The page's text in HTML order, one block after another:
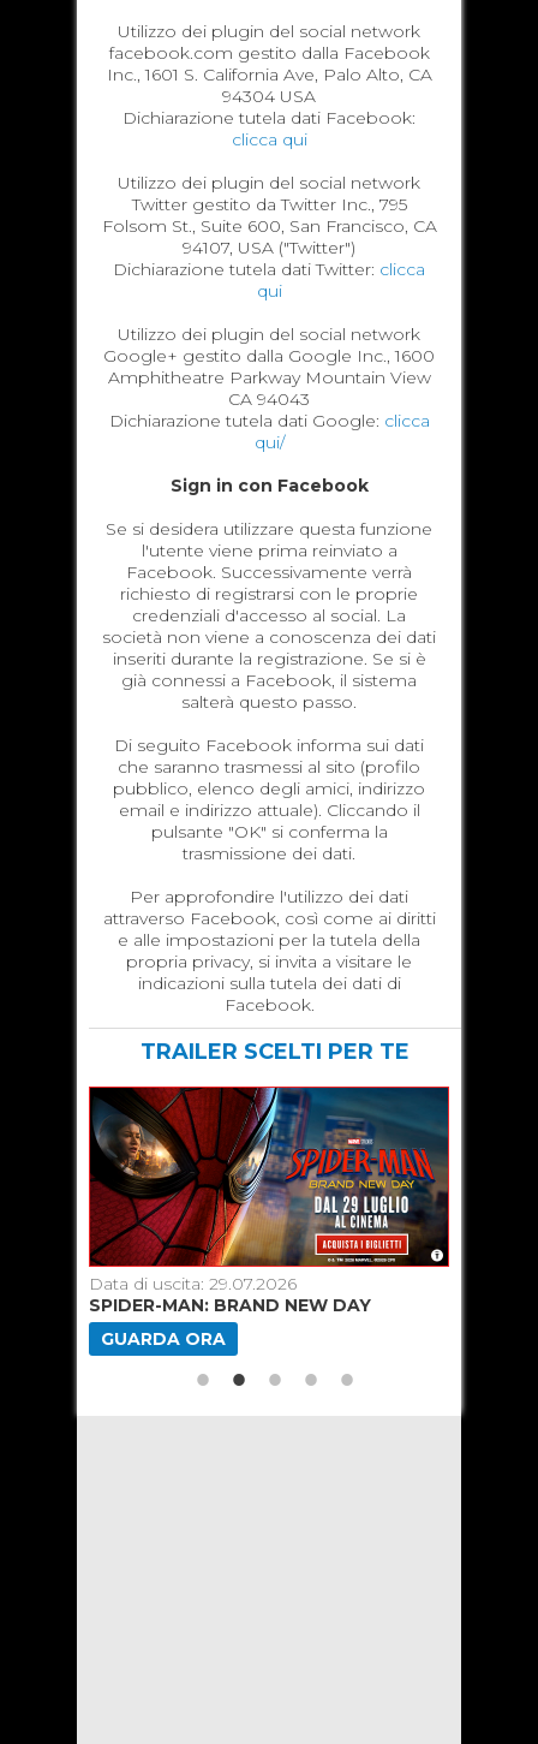
Utilizzo dei plugin del social network
facebook.com gestito dalla Facebook
Inc., 1601 S. California Ave, Palo Alto, CA
94304 USA
Dichiarazione tutela dati Facebook:
clicca qui
Utilizzo dei plugin del social network
Twitter gestito da Twitter Inc., 795
Folsom St., Suite 600, San Francisco, CA
94107, USA ("Twitter")
Dichiarazione tutela dati Twitter: clicca
qui
Utilizzo dei plugin del social network
Google+ gestito dalla Google Inc., 1600
Amphitheatre Parkway Mountain View
CA 94043
Dichiarazione tutela dati Google: clicca
qui/
Sign in con Facebook
Se si desidera utilizzare questa funzione
l'utente viene prima reinviato a
Facebook. Successivamente verrà
richiesto di registrarsi con le proprie
credenziali d'accesso al social. La
società non viene a conoscenza dei dati
inseriti durante la registrazione. Se si è
già connessi a Facebook, il sistema
salterà questo passo.
Di seguito Facebook informa sui dati
che saranno trasmessi al sito (profilo
pubblico, elenco degli amici, indirizzo
email e indirizzo attuale). Cliccando il
pulsante "OK" si conferma la
trasmissione dei dati.
Per approfondire l'utilizzo dei dati
attraverso Facebook, così come ai diritti
e alle impostazioni per la tutela della
propria privacy, si invita a visitare le
indicazioni sulla tutela dei dati di
Facebook.
TRAILER SCELTI PER TE
Data di uscita: 29.07.2026
SPIDER-MAN: BRAND NEW DAY
GUARDA ORA